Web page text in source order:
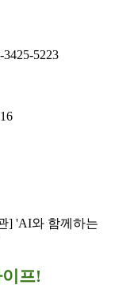
3425-5223
] 'AI와 함께하는
프!